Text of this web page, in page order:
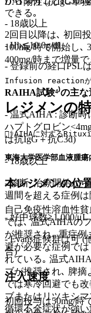
できる｡
2回目以降は､ 初回
100mg/時で開始し､
400mg/時まで増量で
Infusion reactionが発現
レジメンの
🧑‍⚕️AIHAに対する
東海大学医学部血液腫
本レジメンの位
自己免疫性溶血性
では､ 温式AIHAの
が推奨され､ 重症
避が必要な症例で
れている｡ 温式
ブが推奨され､ 脾
では寒冷回避でも
ブまたはリツキシ
循環不全症状が強
- 18歳以上
- Hb≦10.0g/dL
- 登録前の経口PSL
RAIHA試験⁴⁾の主
- 温式AIHA : 診断時
ハプトグロビン
は抗IgG＋抗C3d)
- 18歳以上
- 診断･治療開始か
週間を超える症例
- 好中球数≧1,000/μL
- Evans症候群は可
合)
注入速度
初回投与は50mg/時